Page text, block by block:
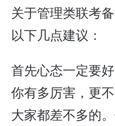
关于管理类联考
以下几点建议：
首先心态一定要
你有多厉害，更
大家都差不多的